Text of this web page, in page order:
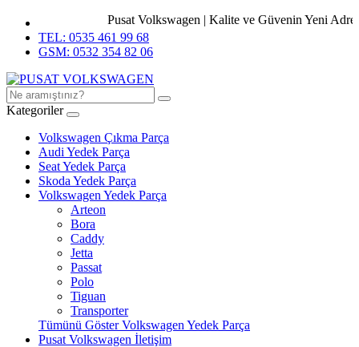
Pusat Volkswagen | Kalite ve Güvenin Yeni
TEL: 0535 461 99 68
GSM: 0532 354 82 06
Kategoriler
Volkswagen Çıkma Parça
Audi Yedek Parça
Seat Yedek Parça
Skoda Yedek Parça
Volkswagen Yedek Parça
Arteon
Bora
Caddy
Jetta
Passat
Polo
Tiguan
Transporter
Tümünü Göster Volkswagen Yedek Parça
Pusat Volkswagen İletişim